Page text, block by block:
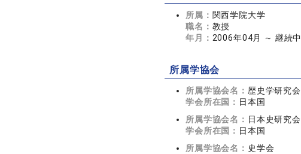
所属： 関西学院大学
職名： 教授
年月： 2006年04月 ～ 継続中
所属学協会
所属学協会名： 歴史学研究会
学会所在国： 日本国
所属学協会名： 日本史研究会
学会所在国： 日本国
所属学協会名： 史学会